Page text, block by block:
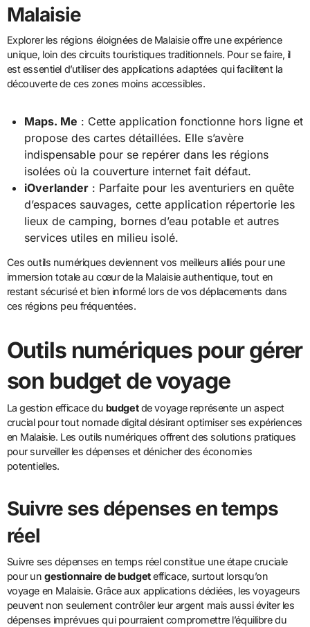
Malaisie
Explorer les régions éloignées de Malaisie offre une expérience
unique, loin des circuits touristiques traditionnels. Pour se faire, il
est essentiel d’utiliser des applications adaptées qui facilitent la
découverte de ces zones moins accessibles.
Maps. Me : Cette application fonctionne hors ligne et
propose des cartes détaillées. Elle s’avère
indispensable pour se repérer dans les régions
isolées où la couverture internet fait défaut.
iOverlander : Parfaite pour les aventuriers en quête
d’espaces sauvages, cette application répertorie les
lieux de camping, bornes d’eau potable et autres
services utiles en milieu isolé.
Ces outils numériques deviennent vos meilleurs alliés pour une
immersion totale au cœur de la Malaisie authentique, tout en
restant sécurisé et bien informé lors de vos déplacements dans
ces régions peu fréquentées.
Outils numériques pour gérer
son budget de voyage
La gestion efficace du budgetde voyage représente un aspect
crucial pour tout nomade digital désirant optimiser ses expériences
en Malaisie. Les outils numériques offrent des solutions pratiques
pour surveiller les dépenses et dénicher des économies
potentielles.
Suivre ses dépenses en temps
réel
Suivre ses dépenses en temps réel constitue une étape cruciale
pour ungestionnaire de budgetefficace, surtout lorsqu’on
voyage en Malaisie. Grâce aux applications dédiées, les voyageurs
peuvent non seulement contrôler leur argent mais aussi éviter les
dépenses imprévues qui pourraient compromettre l’équilibre du